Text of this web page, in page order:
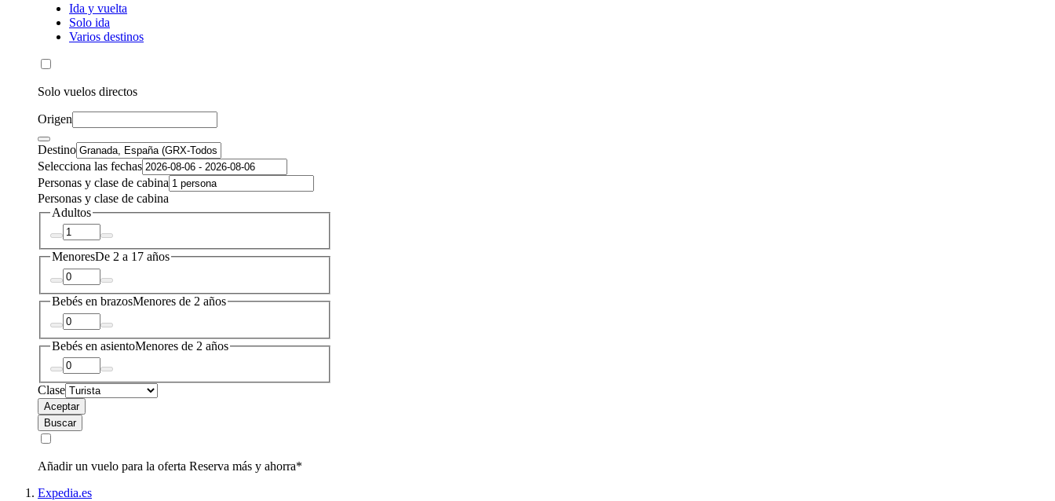
Ida y vuelta
Solo ida
Varios destinos
Solo vuelos directos
Origen
Destino
Selecciona las fechas
Personas y clase de cabina
Personas y clase de cabina
Adultos
MenoresDe 2 a 17 años
Bebés en brazosMenores de 2 años
Bebés en asientoMenores de 2 años
Clase
Aceptar
Buscar
Añadir un vuelo para la oferta Reserva más y ahorra*
Expedia.es